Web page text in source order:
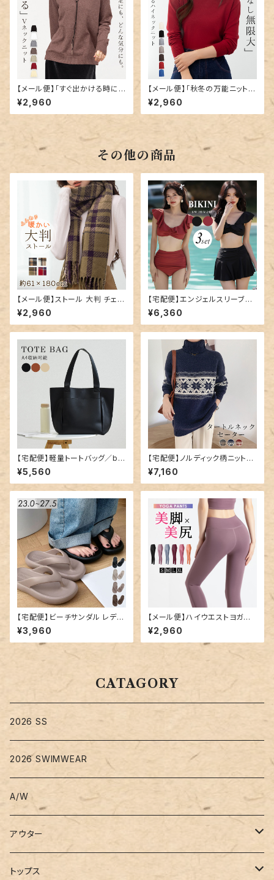
【メール便】「すぐ出かける時に
便利」ニット トップス Vネック カ
ットソー レディース／tops232
2
¥2,960
【メール便】「秋冬の万能ニット」
ニット トップス ハイネック カット
ソー レディース／tops2324
¥2,960
その他の商品
【メール便】ストール 大判 チェッ
ク マフラー レディース／stole
074
¥2,960
【宅配便】エンジェルスリーブビ
キニ／hys2978
¥6,360
【宅配便】軽量トートバッグ／ba
g282
¥5,560
【宅配便】ノルディック柄ニット／
tops1547
¥7,160
【宅配便】ビーチサンダル レディ
ース 厚底 軽量 サンダル／san
dal189
¥3,960
【メール便】ハイウエストヨガレ
ギンス／yoga170
¥2,960
CATAGORY
2026 SS
2026 SWIMWEAR
A/W
アウター
コート
トップス